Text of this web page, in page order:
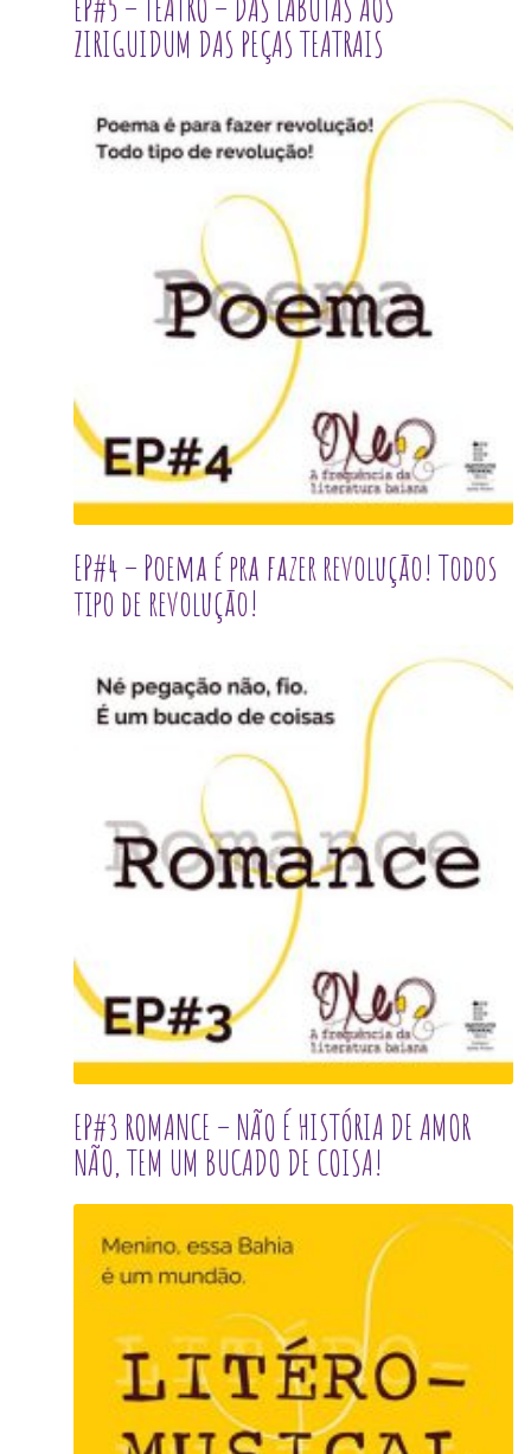
ZIRIGUIDUM DAS PEÇAS TEATRAIS
EP#4 – Poema é pra fazer revolução! Todos
tipo de revolução!
EP#3 ROMANCE – NÃO É HISTÓRIA DE AMOR
NÃO, TEM UM BUCADO DE COISA!